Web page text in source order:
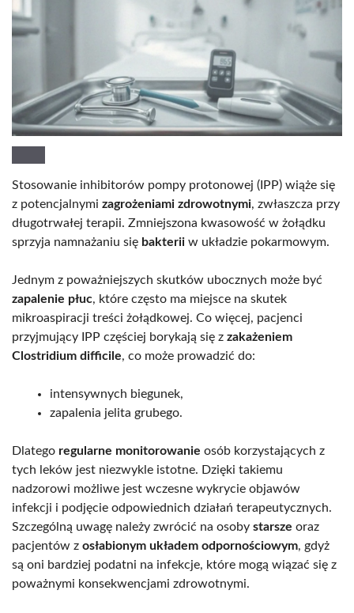
Stosowanie inhibitorów pompy protonowej (IPP) wiąże się
z potencjalnymi zagrożeniami zdrowotnymi, zwłaszcza przy
długotrwałej terapii. Zmniejszona kwasowość w żołądku
sprzyja namnażaniu się bakterii w układzie pokarmowym.
Jednym z poważniejszych skutków ubocznych może być
zapalenie płuc, które często ma miejsce na skutek
mikroaspiracji treści żołądkowej. Co więcej, pacjenci
przyjmujący IPP częściej borykają się z zakażeniem
Clostridium difficile, co może prowadzić do:
intensywnych biegunek,
zapalenia jelita grubego.
Dlatego regularne monitorowanie osób korzystających z
tych leków jest niezwykle istotne. Dzięki takiemu
nadzorowi możliwe jest wczesne wykrycie objawów
infekcji i podjęcie odpowiednich działań terapeutycznych.
Szczególną uwagę należy zwrócić na osoby starsze oraz
pacjentów z osłabionym układem odpornościowym, gdyż
są oni bardziej podatni na infekcje, które mogą wiązać się z
poważnymi konsekwencjami zdrowotnymi.